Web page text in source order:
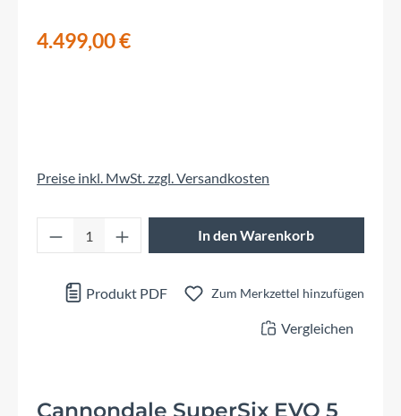
4.499,00 €
Preise inkl. MwSt. zzgl. Versandkosten
Produkt Anzahl: Gib den gewünschten
In den Warenkorb
Produkt PDF Zum Merkzettel hinzufügen
Vergleichen
Cannondale SuperSix EVO 5